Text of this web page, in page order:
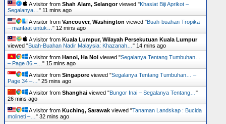
A visitor from Shah Alam, Selangorviewed "Khasiat Biji Aprikot –
Segalanya… " 11 mins ago
A visitor from Vancouver, Washington viewed "Buah-buahan Tropika
– manfaat untuk… " 12 mins ago
A visitor from Kuala Lumpur, Wilayah Persekutuan Kuala Lumpur
viewed "Buah-Buahan Nadir Malaysia: Khazanah… " 14 mins ago
A visitor from Hanoi, Ha Noi viewed "Segalanya Tentang Tumbuhan…
– Page 86 –… " 15 mins ago
A visitor from Singapore viewed "Segalanya Tentang Tumbuhan… –
Page 34 –… " 25 mins ago
A visitor from Shanghai viewed "Bungor Inai – Segalanya Tentang… "
26 mins ago
A visitor from Kuching, Sarawak viewed "Tanaman Landskap : Bucida
molineti –… " 32 mins ago